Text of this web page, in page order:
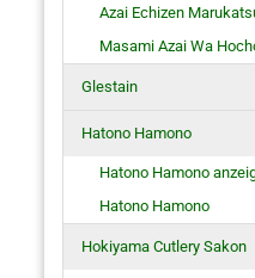
Azai Echizen
Masami Azai Wa
Glestain
Hatono Hamono
Hatono Hamono
Hatono Hamono
Hokiyama Cutlery Sakon